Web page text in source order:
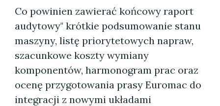
Co powinien zawierać końcowy raport
audytowy" krótkie podsumowanie stanu
maszyny, listę priorytetowych napraw,
szacunkowe koszty wymiany
komponentów, harmonogram prac oraz
ocenę przygotowania prasy Euromac do
integracji z nowymi układami